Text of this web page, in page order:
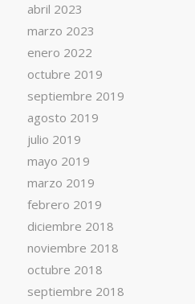
abril 2023
marzo 2023
enero 2022
octubre 2019
septiembre 2019
agosto 2019
julio 2019
mayo 2019
marzo 2019
febrero 2019
diciembre 2018
noviembre 2018
octubre 2018
septiembre 2018